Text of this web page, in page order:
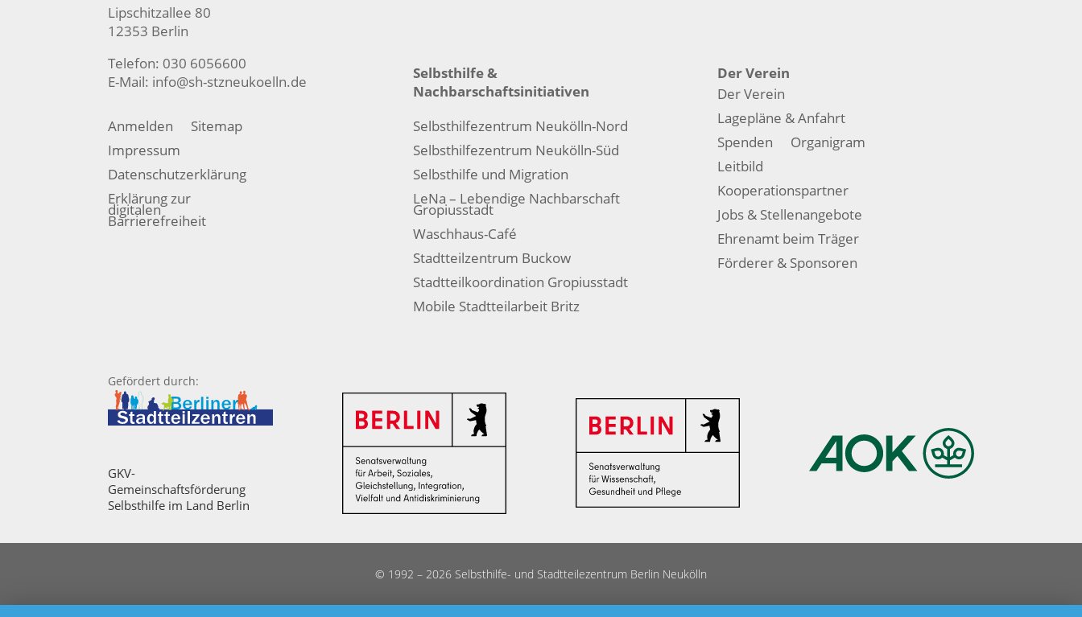
Lipschitzallee 80
12353 Berlin
Telefon: 030 6056600
E-Mail: info@sh-stzneukoelln.de
Anmelden
Sitemap
Impressum
Datenschutzerklärung
Erklärung zur
digitalen
Barrierefreiheit
Selbsthilfe &
Nachbarschaftsinitiativen
Selbsthilfezentrum Neukölln-Nord
Selbsthilfezentrum Neukölln-Süd
Selbsthilfe und Migration
LeNa – Lebendige Nachbarschaft
Gropiusstadt
Waschhaus-Café
Stadtteilzentrum Buckow
Stadtteilkoordination Gropiusstadt
Mobile Stadtteilarbeit Britz
Der Verein
Der Verein
Lagepläne & Anfahrt
Spenden
Organigram
Leitbild
Kooperationspartner
Jobs & Stellenangebote
Ehrenamt beim Träger
Förderer & Sponsoren
Gefördert durch:
GKV-
Gemeinschaftsförderung
Selbsthilfe im Land Berlin
© 1992 – 2026 Selbsthilfe- und Stadtteilezentrum Berlin Neukölln